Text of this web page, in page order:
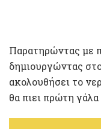
Παρατηρώντας με
δημιουργώντας
ακολουθήσει το
θα πιει πρώτη